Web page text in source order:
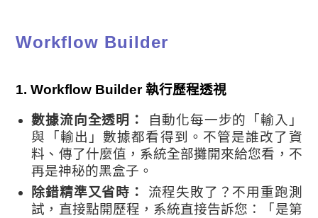
Workflow Builder
1.Workflow Builder 執行歷程透視
數據流向全透明：
自動化每一步的「輸入」
與「輸出」數據都看得到。不管是誰改了資
料、傳了什麼值，系統全部攤開來給您看，不
再是神秘的黑盒子。
除錯精準又省時： 流程失敗了？不用重跑測
試，直接點開歷程，系統直接告訴您：「是第